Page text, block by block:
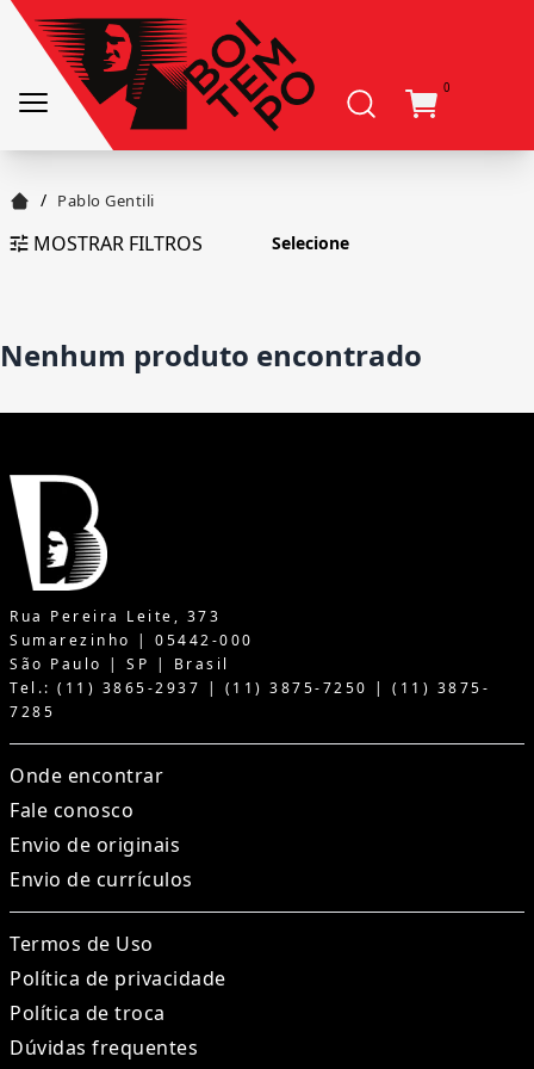
0
/ Pablo Gentili
MOSTRAR FILTROS
Nenhum produto encontrado
Rua Pereira Leite, 373
Sumarezinho | 05442-000
São Paulo | SP | Brasil
Tel.: (11) 3865-2937 | (11) 3875-7250 | (11) 3875-
7285
Onde encontrar
Fale conosco
Envio de originais
Envio de currículos
Termos de Uso
Política de privacidade
Política de troca
Dúvidas frequentes